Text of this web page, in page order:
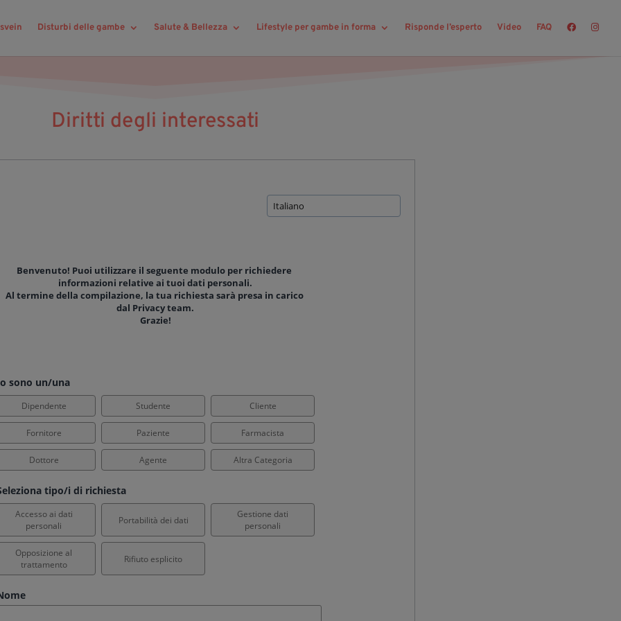
Disturbi delle gambe Salute & Bellezza Lifestyle per gambe in forma Risponde l’esperto Video FAQ
Diritti degli interessati